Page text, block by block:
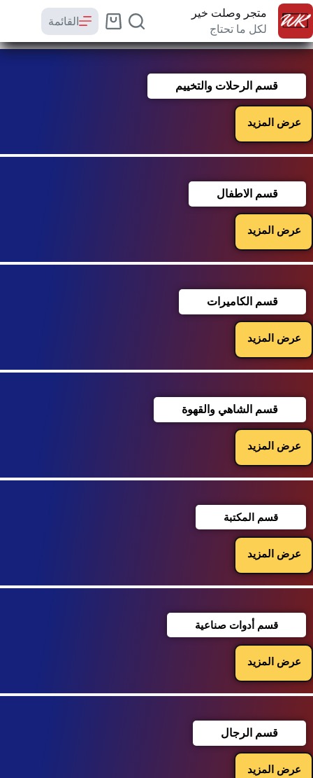
متجر وصلت خير
لكل ما تحتاج
القائمة
قسم الرحلات والتخييم
عرض المزيد
قسم الاطفال
عرض المزيد
قسم الكاميرات
عرض المزيد
قسم الشاهي والقهوة
عرض المزيد
قسم المكتبة
عرض المزيد
قسم أدوات صناعية
عرض المزيد
قسم الرجال
عرض المزيد